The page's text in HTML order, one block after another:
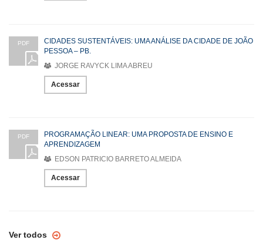
PDF
CIDADES SUSTENTÁVEIS: UMA ANÁLISE DA CIDADE DE JOÃO
PESSOA – PB.
JORGE RAVYCK LIMA ABREU
Acessar
PDF
PROGRAMAÇÃO LINEAR: UMA PROPOSTA DE ENSINO E
APRENDIZAGEM
EDSON PATRICIO BARRETO ALMEIDA
Acessar
Ver todos